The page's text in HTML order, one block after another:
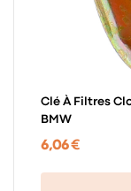
Clé À Filtres
BMW
6,06 €